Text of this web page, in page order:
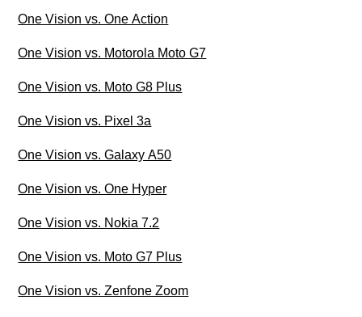
One Vision vs. One Action
One Vision vs. Motorola Moto G7
One Vision vs. Moto G8 Plus
One Vision vs. Pixel 3a
One Vision vs. Galaxy A50
One Vision vs. One Hyper
One Vision vs. Nokia 7.2
One Vision vs. Moto G7 Plus
One Vision vs. Zenfone Zoom